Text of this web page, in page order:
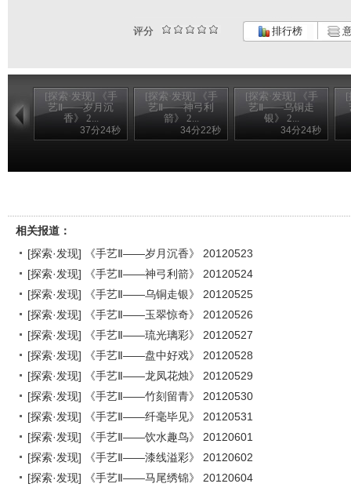
评分 排行榜
[探索·发现] 《手
艺Ⅱ——岁月沉
香》 2...
37分24秒
[探索·发现] 《手
艺Ⅱ——神弓利
箭》 2...
34分22秒
[探索·发现] 《手
艺Ⅱ——乌铜走
银》 2...
34分24秒
[
相关报道：
[探索·发现] 《手艺Ⅱ——岁月沉香》 20120523
[探索·发现] 《手艺Ⅱ——神弓利箭》 20120524
[探索·发现] 《手艺Ⅱ——乌铜走银》 20120525
[探索·发现] 《手艺Ⅱ——玉翠惊奇》 20120526
[探索·发现] 《手艺Ⅱ——琉光璃彩》 20120527
[探索·发现] 《手艺Ⅱ——盘中好戏》 20120528
[探索·发现] 《手艺Ⅱ——龙凤花烛》 20120529
[探索·发现] 《手艺Ⅱ——竹刻留青》 20120530
[探索·发现] 《手艺Ⅱ——纤毫毕见》 20120531
[探索·发现] 《手艺Ⅱ——饮水趣鸟》 20120601
[探索·发现] 《手艺Ⅱ——漆线溢彩》 20120602
[探索·发现] 《手艺Ⅱ——马尾绣锦》 20120604